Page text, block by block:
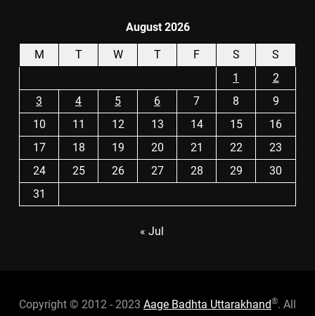
August 2026
M T W T F S
S
1
2
3
4 5 6 7 8
9
10
11 12 13 14 15
16
17
18 19 20 21 22
23
24
25 26 27 28 29
30
31
« Jul
Copyright © 2012 - 2023 Aage Badhta Uttarakhand®. All